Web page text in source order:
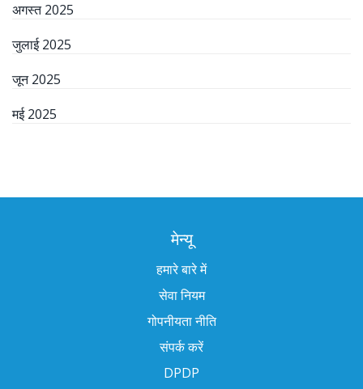
अगस्त 2025
जुलाई 2025
जून 2025
मई 2025
मेन्यू
हमारे बारे में
सेवा नियम
गोपनीयता नीति
संपर्क करें
DPDP